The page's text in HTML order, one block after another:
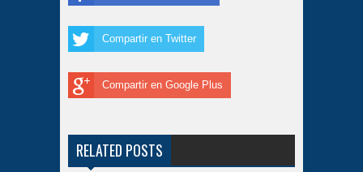
Compartir en Twitter
Compartir en Google Plus
RELATED POSTS